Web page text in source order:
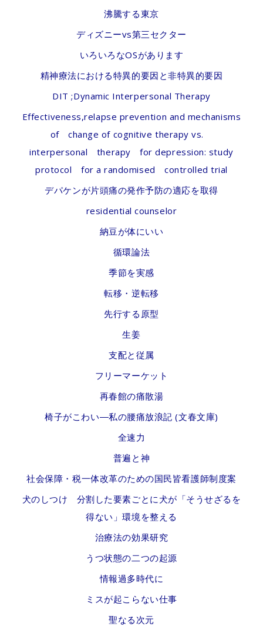
沸騰する東京
ディズニーvs第三セクター
いろいろなOSがあります
精神療法における特異的要因と非特異的要因
DIT ;Dynamic Interpersonal Therapy
Effectiveness,relapse prevention and mechanisms
of change of cognitive therapy vs.
interpersonal therapy for depression: study
protocol for a randomised controlled trial
デパケンが片頭痛の発作予防の適応を取得
residential counselor
納豆が体にいい
循環論法
季節を実感
転移・逆転移
先行する原型
生姜
支配と従属
フリーマーケット
再春館の痛散湯
椅子がこわい―私の腰痛放浪記 (文春文庫)
全速力
普遍と神
社会保障・税一体改革のための国民皆看護師制度案
犬のしつけ 分割した要素ごとに犬が「そうせざるを
得ない」環境を整える
治療法の効果研究
うつ状態の二つの起源
情報過多時代に
ミスが起こらない仕事
聖なる次元